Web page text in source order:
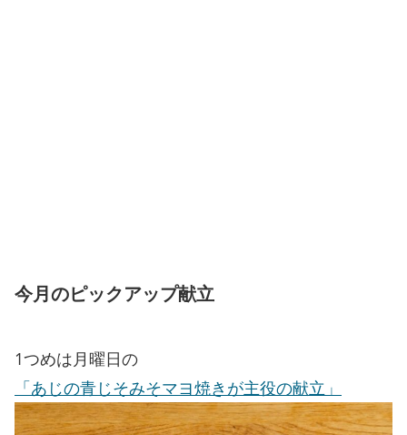
今月のピックアップ献立
1つめは月曜日の
「あじの青じそみそマヨ焼きが主役の献立」